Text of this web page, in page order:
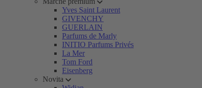
Yves Saint Laurent
GIVENCHY
GUERLAIN
Parfums de Marly
INITIO Parfums Privés
La Mer
Tom Ford
Eisenberg
Novita